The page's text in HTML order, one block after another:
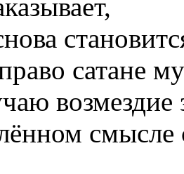
сатане
возмездие
смысле